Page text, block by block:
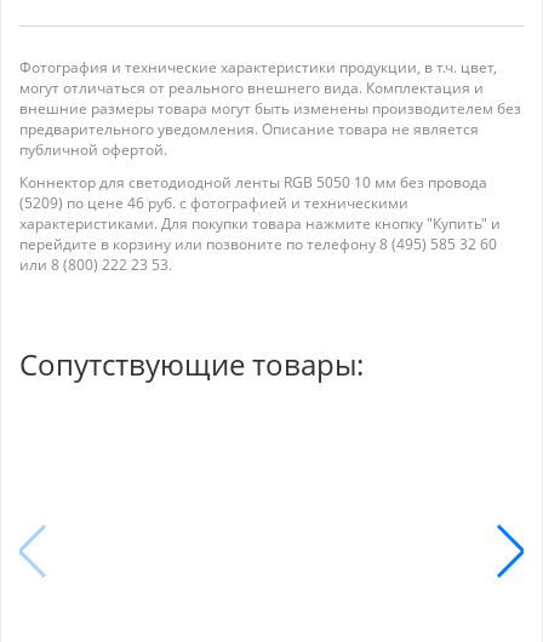
Фотография и технические характеристики продукции, в т.ч. цвет,
могут отличаться от реального внешнего вида. Комплектация и
внешние размеры товара могут быть изменены производителем без
предварительного уведомления. Описание товара не является
публичной офертой.
Коннектор для светодиодной ленты RGB 5050 10 мм без провода
(5209) по цене 46 руб. с фотографией и техническими
характеристиками. Для покупки товара нажмите кнопку "Купить" и
перейдите в корзину или позвоните по телефону 8 (495) 585 32 60
или 8 (800) 222 23 53.
Сопутствующие товары: